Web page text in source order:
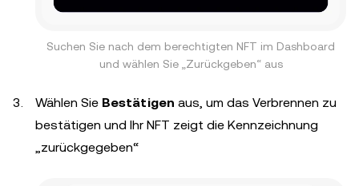
Suchen Sie nach dem berechtigten NFT im Dashboard
und wählen Sie „Zurückgeben“ aus
Wählen Sie Bestätigen aus, um das Verbrennen zu
bestätigen und Ihr NFT zeigt die Kennzeichnung
„zurückgegeben“